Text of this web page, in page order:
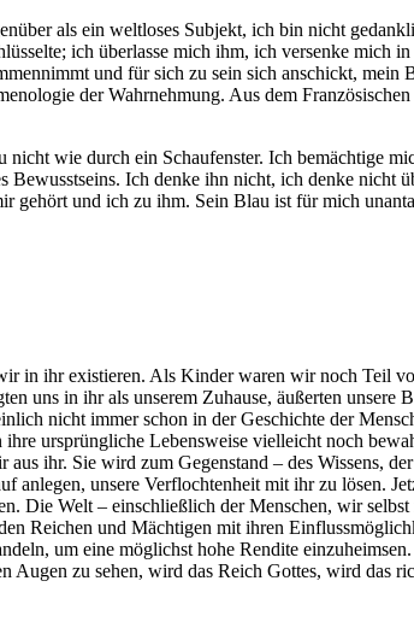
als ein weltloses Subjekt, ich bin nicht
ich überlasse mich ihm, ich versenke mich in
und für sich zu sein sich anschickt, mein
der Wahrnehmung. Aus dem
wie durch ein Schaufenster. Ich bemächtige
Ich denke ihn nicht, ich denke nicht
gehört und ich zu ihm. Sein Blau ist für mich
in ihr existieren. Als Kinder waren wir noch Teil
uns in ihr als unserem Zuhause, äußerten unsere
nicht immer schon in der Geschichte der
ursprüngliche Lebensweise vielleicht noch
ihr. Sie wird zum Gegenstand – des Wissens,
unsere Verflochtenheit mit ihr zu lösen.
Die Welt – einschließlich der Menschen, wir
Reichen und Mächtigen mit ihren
um eine möglichst hohe Rendite
Augen zu sehen, wird das Reich Gottes, wird das